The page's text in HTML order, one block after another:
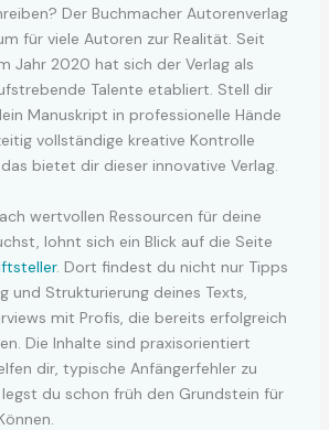
Der Buchmacher Autorenverlag
für viele Autoren zur Realität. Seit
Jahr 2020 hat sich der Verlag als
Talente etabliert. Stell dir
Manuskript in professionelle Hände
vollständige kreative Kontrolle
bietet dir dieser innovative Verlag.
wertvollen Ressourcen für deine
lohnt sich ein Blick auf die Seite
. Dort findest du nicht nur Tipps
und Strukturierung deines Texts,
mit Profis, die bereits erfolgreich
Die Inhalte sind praxisorientiert
dir, typische Anfängerfehler zu
du schon früh den Grundstein für